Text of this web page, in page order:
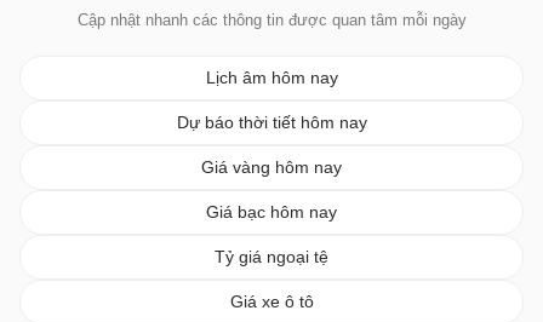
Cập nhật nhanh các thông tin được quan tâm mỗi ngày
Lịch âm hôm nay
Dự báo thời tiết hôm nay
Giá vàng hôm nay
Giá bạc hôm nay
Tỷ giá ngoại tệ
Giá xe ô tô